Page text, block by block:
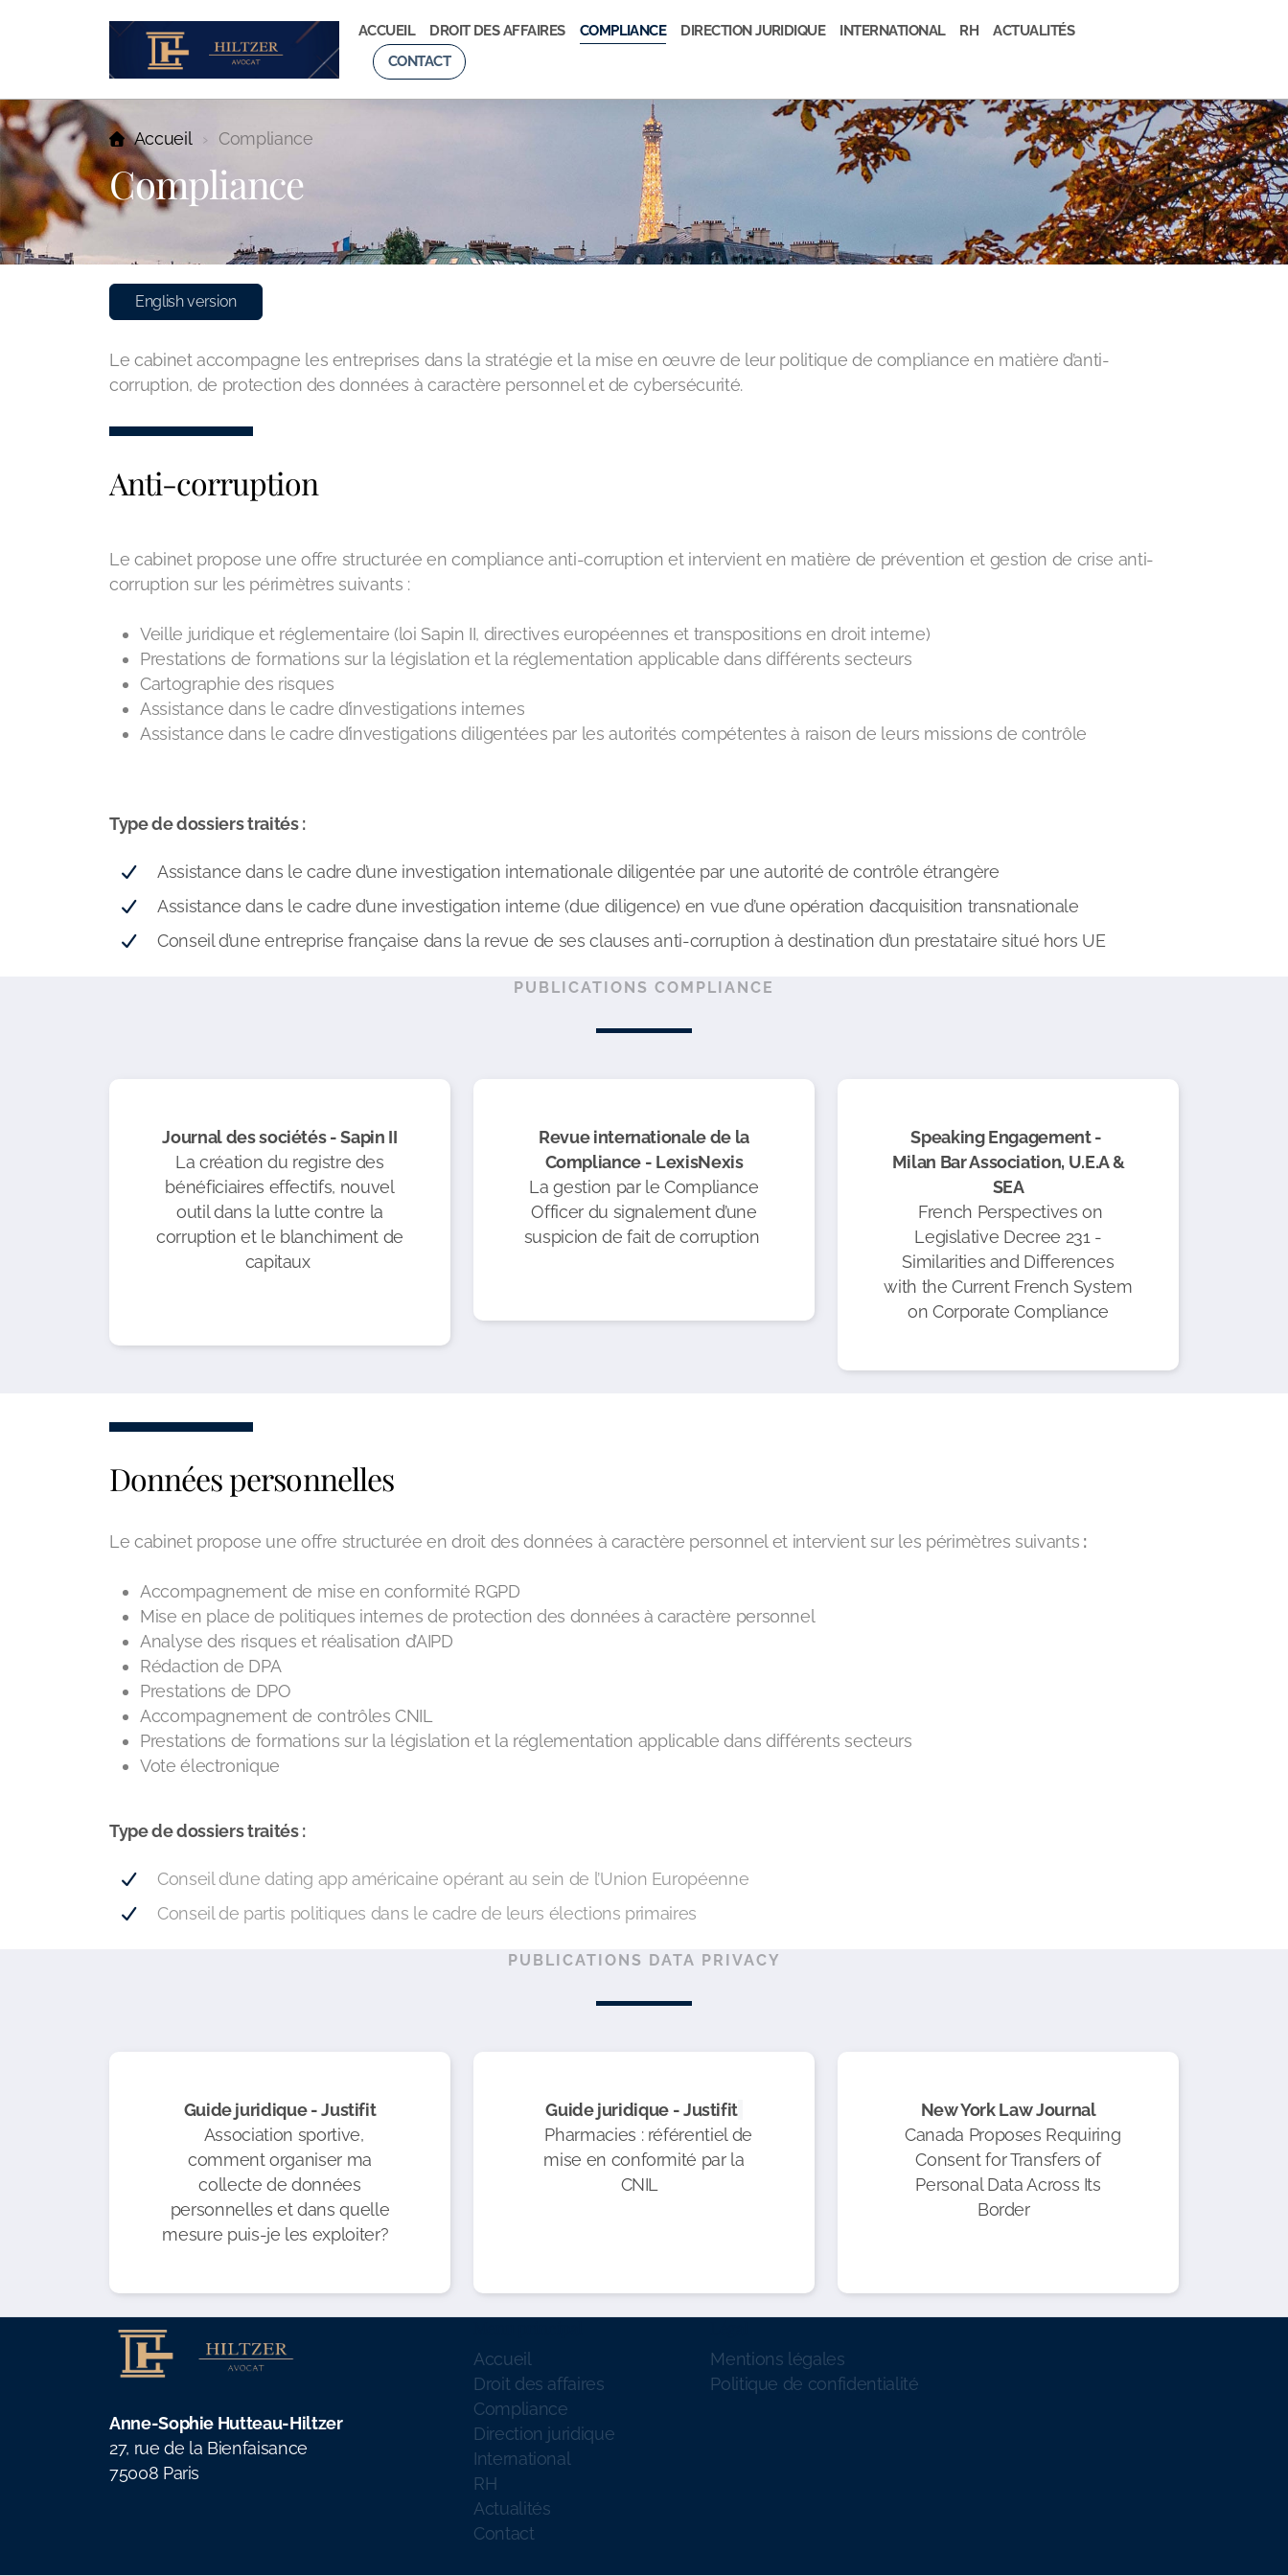
ACCUEIL DROIT DES AFFAIRES COMPLIANCE DIRECTION JURIDIQUE INTERNATIONAL RH
ACTUALITÉS
CONTACT
Accueil Compliance
Compliance
English version
Le cabinet accompagne les entreprises dans la stratégie et la mise en œuvre de leur politique de compliance en matière d’anti-
corruption, de protection des données à caractère personnel et de cybersécurité.
Anti-corruption
Le cabinet propose une offre structurée en compliance anti-corruption et intervient en matière de prévention et gestion de crise anti-
corruption sur les périmètres suivants :
Veille juridique et réglementaire (loi Sapin II, directives européennes et transpositions en droit interne)
Prestations de formations sur la législation et la réglementation applicable dans différents secteurs
Cartographie des risques
Assistance dans le cadre d’investigations internes
Assistance dans le cadre d’investigations diligentées par les autorités compétentes à raison de leurs missions de contrôle
Type de dossiers traités :
Assistance dans le cadre d’une investigation internationale diligentée par une autorité de contrôle étrangère
Assistance dans le cadre d’une investigation interne (due diligence) en vue d’une opération d’acquisition transnationale
Conseil d’une entreprise française dans la revue de ses clauses anti-corruption à destination d’un prestataire situé hors UE
PUBLICATIONS COMPLIANCE
Journal des sociétés - Sapin II
La création du registre des
bénéficiaires effectifs, nouvel
outil dans la lutte contre la
corruption et le blanchiment de
capitaux
Revue internationale de la
Compliance - LexisNexis
La gestion par le Compliance
Officer du signalement d’une
suspicion de fait de corruption
Speaking Engagement -
Milan Bar Association, U.E.A &
SEA
French Perspectives on
Legislative Decree 231 -
Similarities and Differences
with the Current French System
on Corporate Compliance
Données personnelles
Le cabinet propose une offre structurée en droit des données à caractère personnel et intervient sur les périmètres suivants :
Accompagnement de mise en conformité RGPD
Mise en place de politiques internes de protection des données à caractère personnel
Analyse des risques et réalisation d’AIPD
Rédaction de DPA
Prestations de DPO
Accompagnement de contrôles CNIL
Prestations de formations sur la législation et la réglementation applicable dans différents secteurs
Vote électronique
Type de dossiers traités :
Conseil d’une dating app américaine opérant au sein de l’Union Européenne
Conseil de partis politiques dans le cadre de leurs élections primaires
PUBLICATIONS DATA PRIVACY
Guide juridique - Justifit
Association sportive,
comment organiser ma
collecte de données
personnelles et dans quelle
mesure puis-je les exploiter?
Guide juridique - Justifit
Pharmacies : référentiel de
mise en conformité par la
CNIL
New York Law Journal
Canada Proposes Requiring
Consent for Transfers of
Personal Data Across Its
Border
Anne-Sophie Hutteau-Hiltzer
27, rue de la Bienfaisance
75008 Paris
Accueil
Droit des affaires
Compliance
Direction juridique
International
RH
Actualités
Contact
Mentions légales
Politique de confidentialité